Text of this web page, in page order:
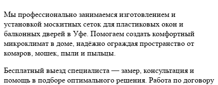
Мы профессионально занимаемся изготовлением и
установкой москитных сеток для пластиковых окон и
балконных дверей в Уфе. Помогаем создать комфортный
микроклимат в доме, надёжно ограждая пространство от
комаров, мошек, пыли и пыльцы.
Бесплатный выезд специалиста — замер, консультация и
помощь в подборе оптимального решения. Работа по договору